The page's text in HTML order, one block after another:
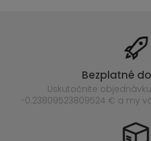
Bezplatné
Uskutočnite
-0.23809523809524 € a my